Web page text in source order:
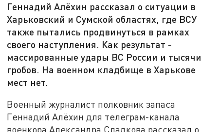
Геннадий Алёхин рассказал о ситуации в
Харьковский и Сумской областях, где ВСУ
также пытались продвинуться в рамках
своего наступления. Как результат -
массированные удары ВС России и тысячи
гробов. На военном кладбище в Харькове
мест нет.
Военный журналист полковник запаса
Геннадий Алёхин для телеграм-канала
военкора Александра Сладкова рассказал о